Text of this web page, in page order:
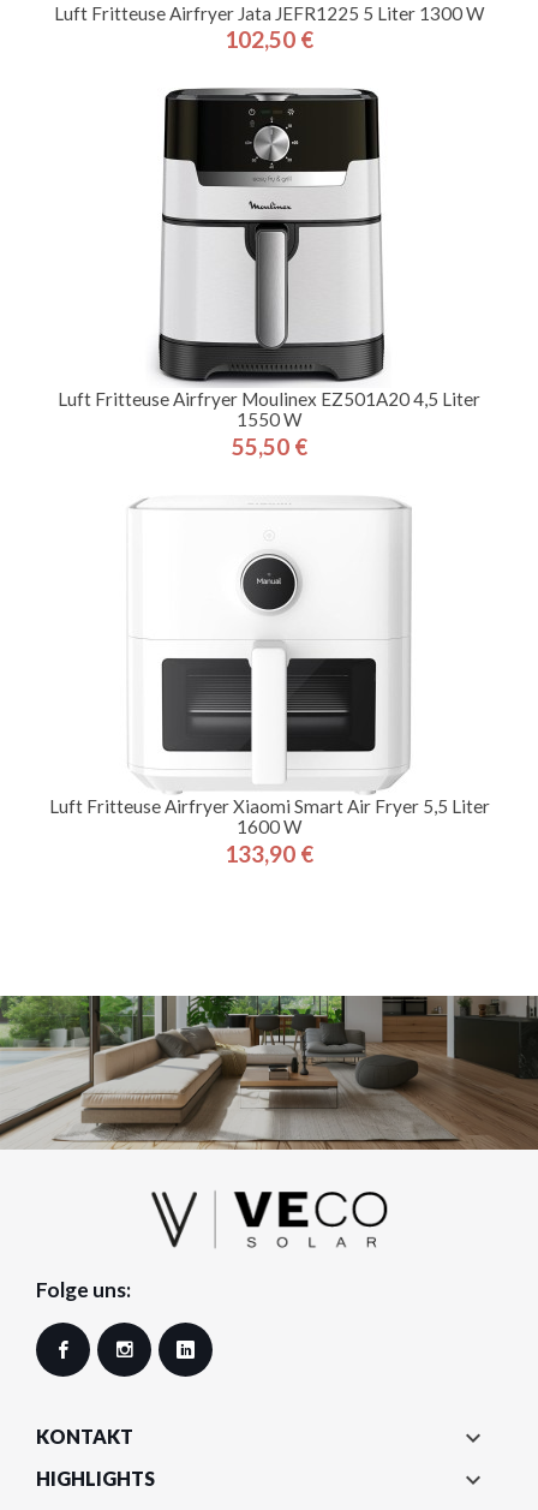
Luft Fritteuse Airfryer Jata JEFR1225 5 Liter 1300 W
Preis
102,50 €
Luft Fritteuse Airfryer Moulinex EZ501A20 4,5 Liter
1550 W
Preis
55,50 €
Luft Fritteuse Airfryer Xiaomi Smart Air Fryer 5,5 Liter
1600 W
Preis
133,90 €
Folge uns:
Facebook Instagram
KONTAKT 
HIGHLIGHTS 